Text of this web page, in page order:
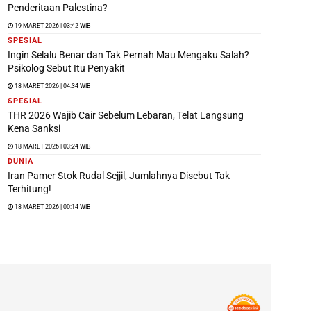
Penderitaan Palestina?
19 MARET 2026 | 03:42 WIB
SPESIAL
Ingin Selalu Benar dan Tak Pernah Mau Mengaku Salah?
Psikolog Sebut Itu Penyakit
18 MARET 2026 | 04:34 WIB
SPESIAL
THR 2026 Wajib Cair Sebelum Lebaran, Telat Langsung
Kena Sanksi
18 MARET 2026 | 03:24 WIB
DUNIA
Iran Pamer Stok Rudal Sejjil, Jumlahnya Disebut Tak
Terhitung!
18 MARET 2026 | 00:14 WIB